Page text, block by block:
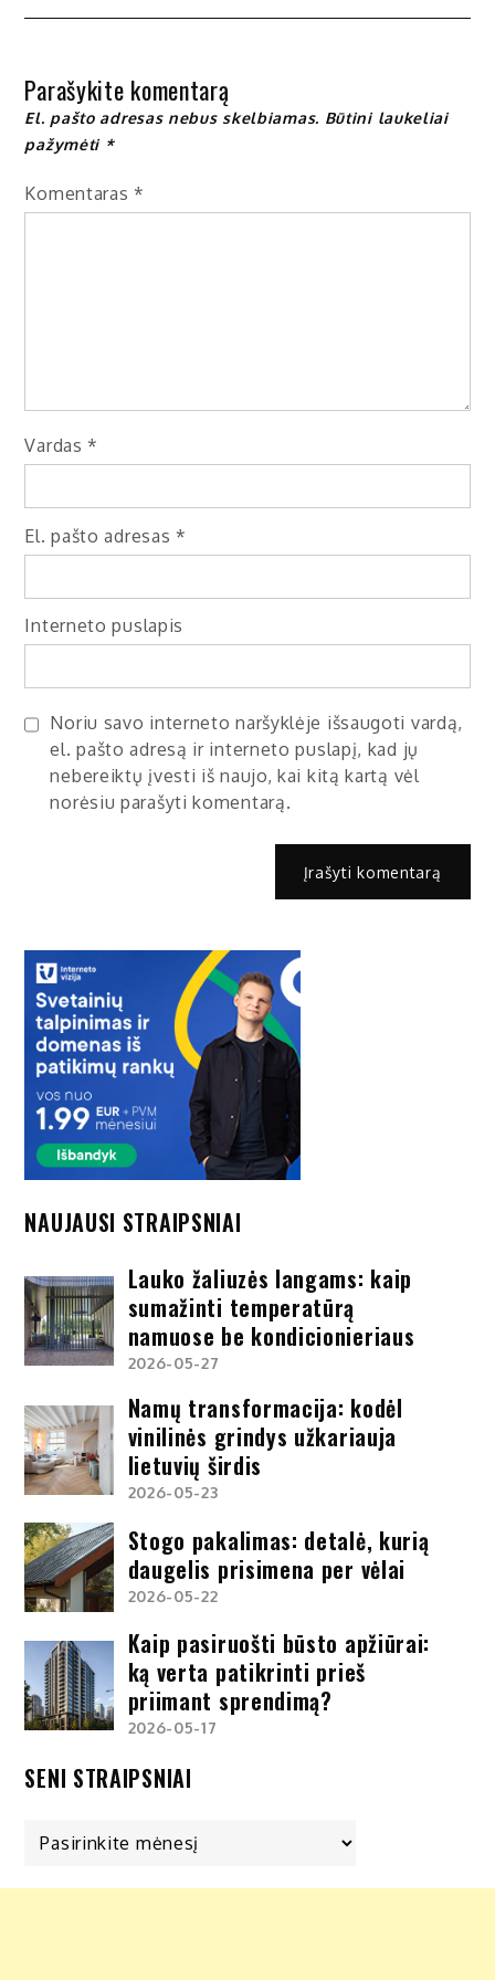
tarp
įrašų
Parašykite komentarą
El. pašto adresas nebus skelbiamas. Būtini laukeliai
pažymėti *
Komentaras *
Vardas *
El. pašto adresas *
Interneto puslapis
Noriu savo interneto naršyklėje išsaugoti vardą,
el. pašto adresą ir interneto puslapį, kad jų
nebereiktų įvesti iš naujo, kai kitą kartą vėl
norėsiu parašyti komentarą.
NAUJAUSI STRAIPSNIAI
Lauko žaliuzės langams: kaip
sumažinti temperatūrą
namuose be kondicionieriaus
2026-05-27
Namų transformacija: kodėl
vinilinės grindys užkariauja
lietuvių širdis
2026-05-23
Stogo pakalimas: detalė, kurią
daugelis prisimena per vėlai
2026-05-22
Kaip pasiruošti būsto apžiūrai:
ką verta patikrinti prieš
priimant sprendimą?
2026-05-17
SENI STRAIPSNIAI